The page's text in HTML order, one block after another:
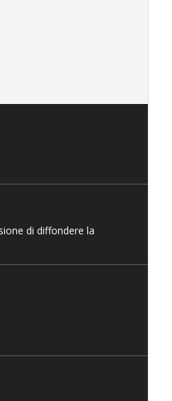
di diffondere la